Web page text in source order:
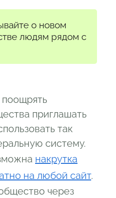
о новом
людям рядом с
приглашать
так
систему.
накрутка
на любой сайт.
через